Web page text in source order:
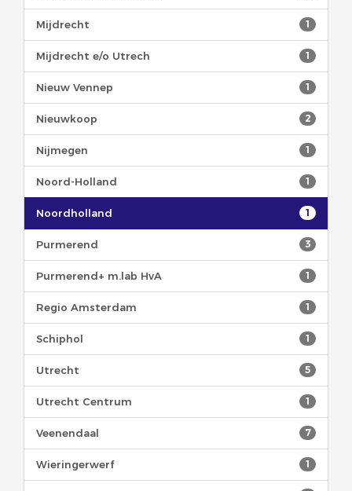
1
Mijdrecht
1
Mijdrecht e/o Utrech
1
Nieuw Vennep
2
Nieuwkoop
1
Nijmegen
1
Noord-Holland
1
Noordholland
3
Purmerend
1
Purmerend+ m.lab HvA
1
Regio Amsterdam
1
Schiphol
5
Utrecht
1
Utrecht Centrum
7
Veenendaal
1
Wieringerwerf